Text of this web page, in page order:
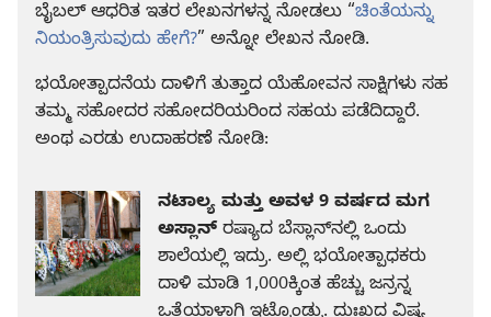
ಬೈಬಲ್‌ ಆಧರಿತ ಇತರ ಲೇಖನಗಳನ್ನ ನೋಡಲು “ಚಿಂತೆಯನ್ನು
ನಿಯಂತ್ರಿಸುವುದು ಹೇಗೆ?” ಅನ್ನೋ ಲೇಖನ ನೋಡಿ.
ಭಯೋತ್ಪಾದನೆಯ ದಾಳಿಗೆ ತುತ್ತಾದ ಯೆಹೋವನ ಸಾಕ್ಷಿಗಳು ಸಹ
ತಮ್ಮ ಸಹೋದರ ಸಹೋದರಿಯರಿಂದ ಸಹಯ ಪಡೆದಿದ್ದಾರೆ.
ಅಂಥ ಎರಡು ಉದಾಹರಣೆ ನೋಡಿ:
ನಟಾಲ್ಯ ಮತ್ತು ಅವಳ 9 ವರ್ಷದ ಮಗ
ಅಸ್ಲಾನ್‌ ರಷ್ಯಾದ ಬೆಸ್ಲಾನ್‌ನಲ್ಲಿ ಒಂದು
ಶಾಲೆಯಲ್ಲಿ ಇದ್ರು. ಅಲ್ಲಿ ಭಯೋತ್ಪಾಧಕರು
ದಾಳಿ ಮಾಡಿ 1,000ಕ್ಕಿಂತ ಹೆಚ್ಚು ಜನ್ರನ್ನ